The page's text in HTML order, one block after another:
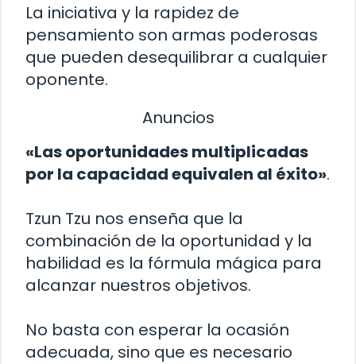
La iniciativa y la rapidez de
pensamiento son armas poderosas
que pueden desequilibrar a cualquier
oponente.
Anuncios
«Las oportunidades multiplicadas
por la capacidad equivalen al éxito».
Tzun Tzu nos enseña que la
combinación de la oportunidad y la
habilidad es la fórmula mágica para
alcanzar nuestros objetivos.
No basta con esperar la ocasión
adecuada, sino que es necesario